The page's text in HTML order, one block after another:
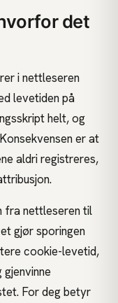
det
i nettleseren
levetiden på
helt, og
er at
aldri registreres,
fra nettleseren til
gjør sporingen
cookie-levetid,
For deg betyr